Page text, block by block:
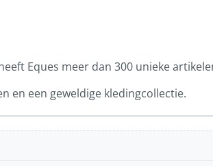
Eques meer dan 300 unieke
en een geweldige kledingcollectie.